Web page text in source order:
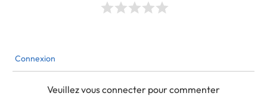
Connexion
Veuillez vous connecter pour commenter